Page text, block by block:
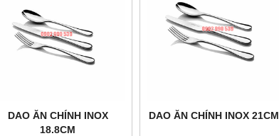
DAO ĂN CHÍNH INOX
18.8CM
DAO ĂN CHÍNH INOX 21CM